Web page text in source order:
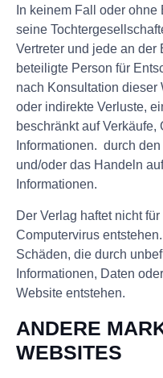
In keinem Fall oder
seine
Vertreter und jede an
beteiligte Person für
nach Konsultation dieser
oder indirekte Verluste,
beschränkt auf
Informationen. durch
und/oder das Handeln
Informationen.
Der Verlag haftet nicht
Computervirus
Schäden, die durch
Informationen, Daten
Website entstehen.
ANDERE
WEBSITES